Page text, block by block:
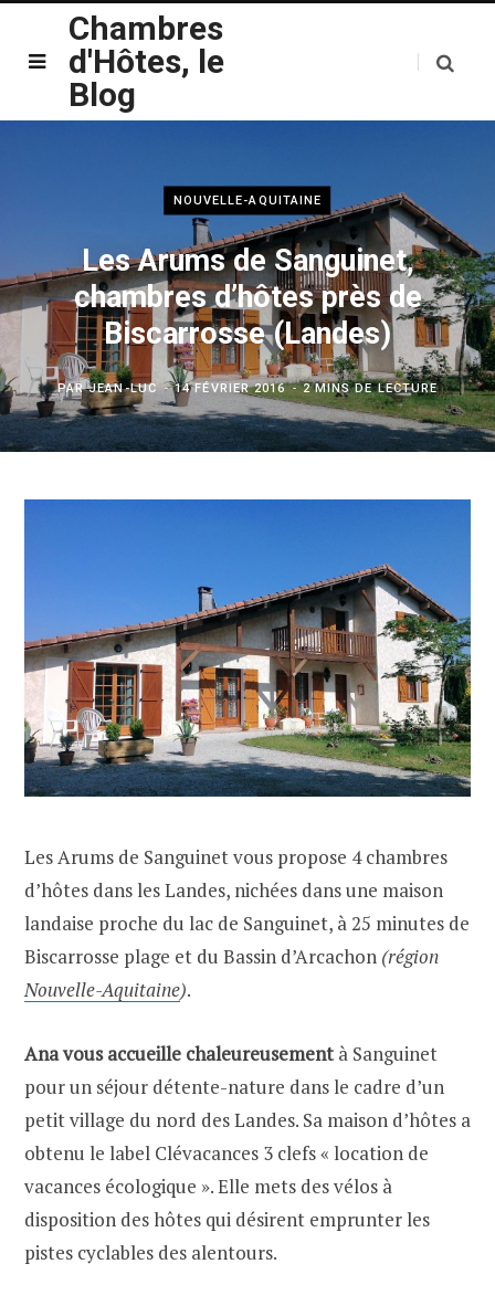
Chambres
d'Hôtes, le
Blog
NOUVELLE-AQUITAINE
Les Arums de Sanguinet,
chambres d’hôtes près de
Biscarrosse (Landes)
PARJEAN-LUC 14 FÉVRIER 2016 2 MINS DE LECTURE
Les Arums de Sanguinet vous propose 4 chambres
d’hôtes dans les Landes, nichées dans une maison
landaise proche du lac de Sanguinet, à 25 minutes de
Biscarrosse plage et du Bassin d’Arcachon (région
Nouvelle-Aquitaine).
Ana vous accueille chaleureusementà Sanguinet
pour un séjour détente-nature dans le cadre d’un
petit village du nord des Landes. Sa maison d’hôtes a
obtenu le label Clévacances 3 clefs « location de
vacances écologique ». Elle mets des vélos à
disposition des hôtes qui désirent emprunter les
pistes cyclables des alentours.